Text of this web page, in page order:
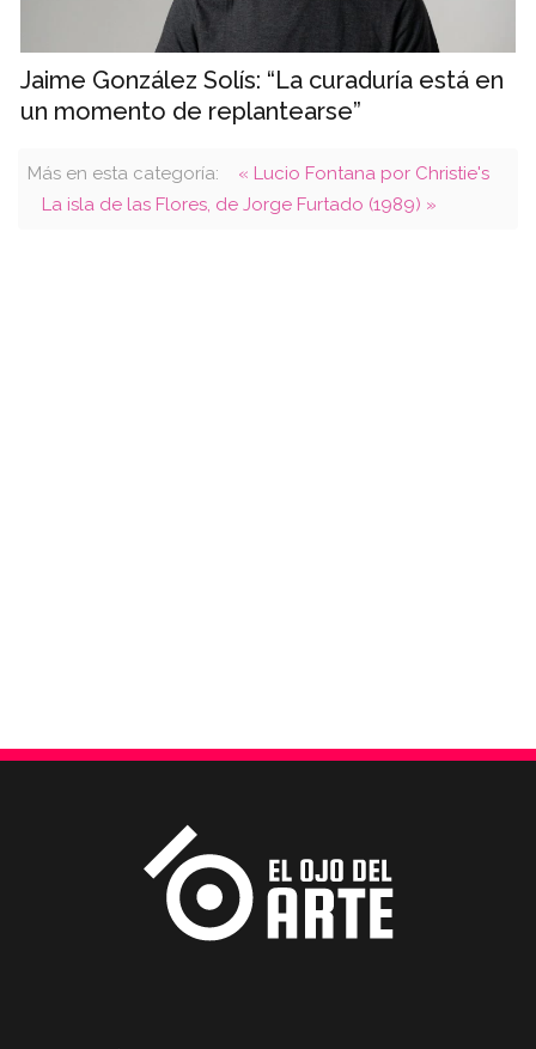
Jaime González Solís: “La curaduría está en
un momento de replantearse”
Más en esta categoría:
« Lucio Fontana por Christie's
La isla de las Flores, de Jorge Furtado (1989) »